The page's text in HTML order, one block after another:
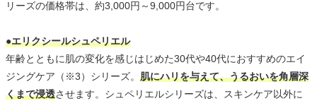
リーズの価格帯は、約3,000円～9,000円台です。
●エリクシールシュペリエル
年齢とともに肌の変化を感じはじめた30代や40代におすすめのエイ
ジングケア（※3）シリーズ。 肌にハリを与えて、うるおいを角層深
くまで浸透させます。シュペリエルシリーズは、スキンケア以外に